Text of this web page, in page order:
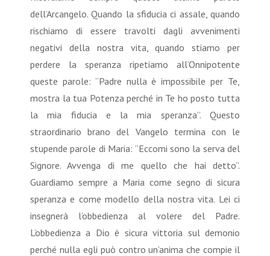
dell’Arcangelo. Quando la sfiducia ci assale, quando
rischiamo di essere travolti dagli avvenimenti
negativi della nostra vita, quando stiamo per
perdere la speranza ripetiamo all’Onnipotente
queste parole: “Padre nulla è impossibile per Te,
mostra la tua Potenza perché in Te ho posto tutta
la mia fiducia e la mia speranza”. Questo
straordinario brano del Vangelo termina con le
stupende parole di Maria: “Eccomi sono la serva del
Signore. Avvenga di me quello che hai detto”.
Guardiamo sempre a Maria come segno di sicura
speranza e come modello della nostra vita. Lei ci
insegnerà l’obbedienza al volere del Padre.
L’obbedienza a Dio è sicura vittoria sul demonio
perché nulla egli può contro un’anima che compie il